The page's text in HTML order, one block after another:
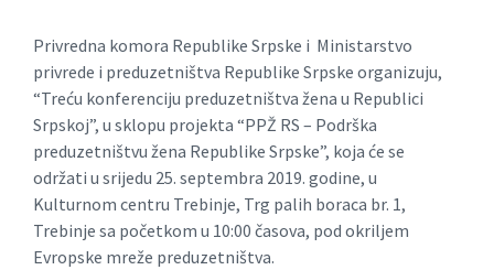
Privredna komora Republike Srpske i Ministarstvo
privrede i preduzetništva Republike Srpske organizuju,
“Treću konferenciju preduzetništva žena u Republici
Srpskoj”, u sklopu projekta “PPŽ RS – Podrška
preduzetništvu žena Republike Srpske”, koja će se
održati u srijedu 25. septembra 2019. godine, u
Kulturnom centru Trebinje, Trg palih boraca br. 1,
Trebinje sa početkom u 10:00 časova, pod okriljem
Evropske mreže preduzetništva.